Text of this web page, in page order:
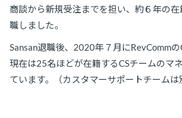
商談から新規受注までを担い、約６年の在
職しました。
Sansan退職後、2020年７月にRevCommの
現在は25名ほどが在籍するCSチームのマ
ています。（カスタマーサポートチームは